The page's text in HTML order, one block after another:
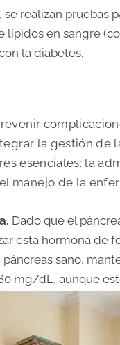
realizan pruebas
lípidos en sangre
la diabetes.
la gestión de
esenciales: la
manejo de la
Dado que el
esta hormona de
sano,
mg/dL, aunque